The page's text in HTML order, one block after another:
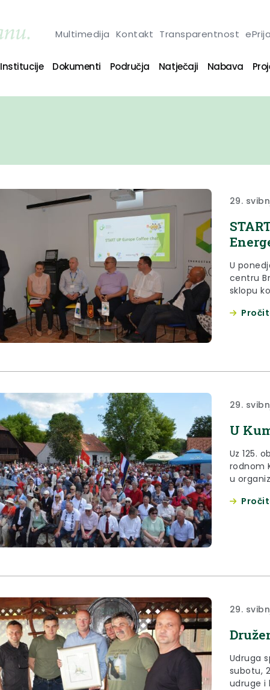
Multimedija Kontakt Transparentnost
Institucije Dokumenti Područja Natječaji Nabava
29.
U
centru
sklopu
29.
U
Uz 125.
rodnom
u
29.
Udruga
subotu,
udruge i